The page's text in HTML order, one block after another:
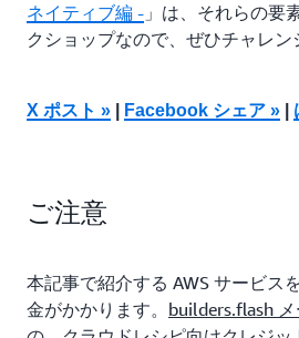
ネイティブ編 - 」は、それらの要
クショップなので、ぜひチャレ
X ポスト » Facebook シェア »
ご注意
本記事で紹介する AWS サービス
金がかかります。 builders.flash